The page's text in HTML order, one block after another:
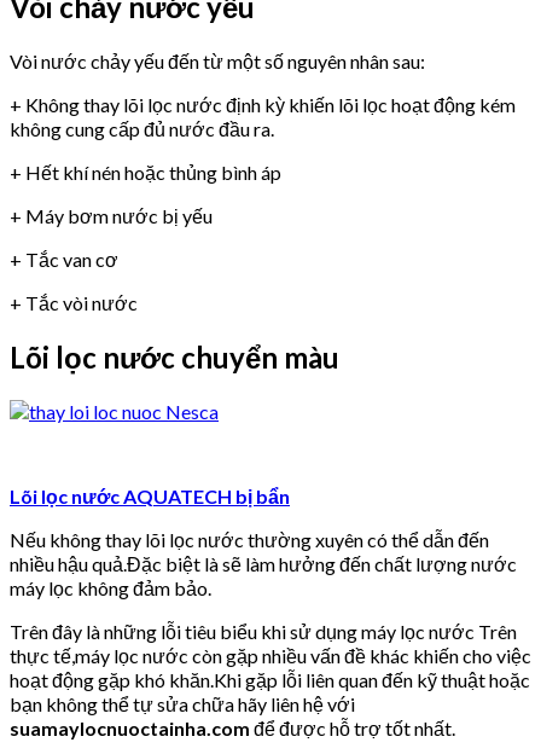
Vòi nước chảy yếu đến từ một số nguyên nhân sau:
+ Không thay lõi lọc nước định kỳ khiến lõi lọc hoạt động kém
không cung cấp đủ nước đầu ra.
+ Hết khí nén hoặc thủng bình áp
+ Máy bơm nước bị yếu
+ Tắc van cơ
+ Tắc vòi nước
Lõi lọc nước chuyển màu
Lõi lọc nước AQUATECH bị bẩn
Nếu không thay lõi lọc nước thường xuyên có thể dẫn đến
nhiều hậu quả.Đặc biệt là sẽ làm hưởng đến chất lượng nước
máy lọc không đảm bảo.
Trên đây là những lỗi tiêu biểu khi sử dụng máy lọc nước Trên
thực tế,máy lọc nước còn gặp nhiều vấn đề khác khiến cho việc
hoạt động gặp khó khăn.Khi gặp lỗi liên quan đến kỹ thuật hoặc
bạn không thể tự sửa chữa hãy liên hệ với
suamaylocnuoctainha.com để được hỗ trợ tốt nhất.